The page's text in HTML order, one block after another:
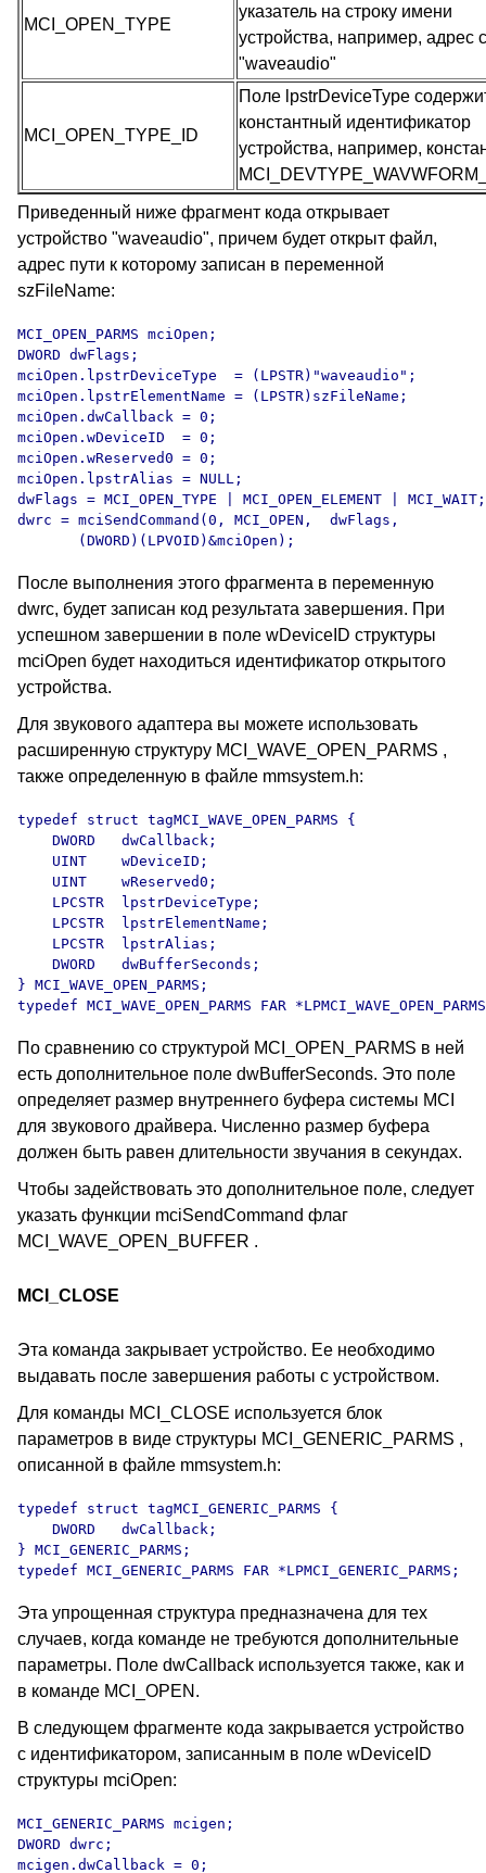
MCI_OPEN_TYPE
указатель на строку имени
устройства, например, адрес
"waveaudio"
MCI_OPEN_TYPE_ID
Поле lpstrDeviceType
константный идентификатор
устройства, например,
Приведенный ниже фрагмент кода открывает
устройство "waveaudio", причем будет открыт файл,
адрес пути к которому записан в переменной
szFileName:
MCI_OPEN_PARMS mciOpen;
DWORD dwFlags;
mciOpen.lpstrDeviceType  = (LPSTR)"waveaudio";
mciOpen.lpstrElementName = (LPSTR)szFileName;
mciOpen.dwCallback = 0;
mciOpen.wDeviceID  = 0;
mciOpen.wReserved0 = 0;
mciOpen.lpstrAlias = NULL;
dwFlags = MCI_OPEN_TYPE | MCI_OPEN_ELEMENT | MCI_WAIT;
dwrc = mciSendCommand(0, MCI_OPEN,  dwFlags,
       (DWORD)(LPVOID)&mciOpen);
После выполнения этого фрагмента в переменную
dwrc, будет записан код результата завершения. При
успешном завершении в поле wDeviceID структуры
mciOpen будет находиться идентификатор открытого
устройства.
Для звукового адаптера вы можете использовать
расширенную структуру MCI_WAVE_OPEN_PARMS ,
также определенную в файле mmsystem.h:
typedef struct tagMCI_WAVE_OPEN_PARMS {
    DWORD   dwCallback;
    UINT    wDeviceID;
    UINT    wReserved0;
    LPCSTR  lpstrDeviceType;
    LPCSTR  lpstrElementName;
    LPCSTR  lpstrAlias;
    DWORD   dwBufferSeconds;
} MCI_WAVE_OPEN_PARMS;
typedef MCI_WAVE_OPEN_PARMS FAR
По сравнению со структурой MCI_OPEN_PARMS в ней
есть дополнительное поле dwBufferSeconds. Это поле
определяет размер внутреннего буфера системы MCI
для звукового драйвера. Численно размер буфера
должен быть равен длительности звучания в секундах.
Чтобы задействовать это дополнительное поле, следует
указать функции mciSendCommand флаг
MCI_WAVE_OPEN_BUFFER .
MCI_CLOSE
Эта команда закрывает устройство. Ее необходимо
выдавать после завершения работы с устройством.
Для команды MCI_CLOSE используется блок
параметров в виде структуры MCI_GENERIC_PARMS ,
описанной в файле mmsystem.h:
typedef struct tagMCI_GENERIC_PARMS {
    DWORD   dwCallback;
} MCI_GENERIC_PARMS;
typedef MCI_GENERIC_PARMS FAR *LPMCI_GENERIC_PARMS;
Эта упрощенная структура предназначена для тех
случаев, когда команде не требуются дополнительные
параметры. Поле dwCallback используется также, как и
в команде MCI_OPEN.
В следующем фрагменте кода закрывается устройство
с идентификатором, записанным в поле wDeviceID
структуры mciOpen:
MCI_GENERIC_PARMS mcigen;
DWORD dwrc;
mcigen.dwCallback = 0;